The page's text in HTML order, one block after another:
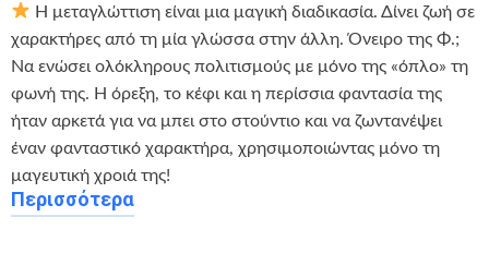
Η μεταγλώττιση είναι μια μαγική διαδικασία. Δίνει ζωή σε
χαρακτήρες από τη μία γλώσσα στην άλλη. Όνειρο της Φ.;
Να ενώσει ολόκληρους πολιτισμούς με μόνο της «όπλο» τη
φωνή της. Η όρεξη, το κέφι και η περίσσια φαντασία της
ήταν αρκετά για να μπει στο στούντιο και να ζωντανέψει
έναν φανταστικό χαρακτήρα, χρησιμοποιώντας μόνο τη
μαγευτική χροιά της!
Περισσότερα